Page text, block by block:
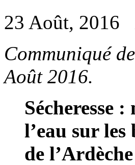
23 Août,
Communiqué
Août 2016.
Sécheresse
l’eau sur
de